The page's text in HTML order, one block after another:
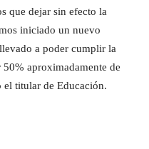
que dejar sin efecto la
iniciado un nuevo
a poder cumplir la
aproximadamente de
el titular de Educación.